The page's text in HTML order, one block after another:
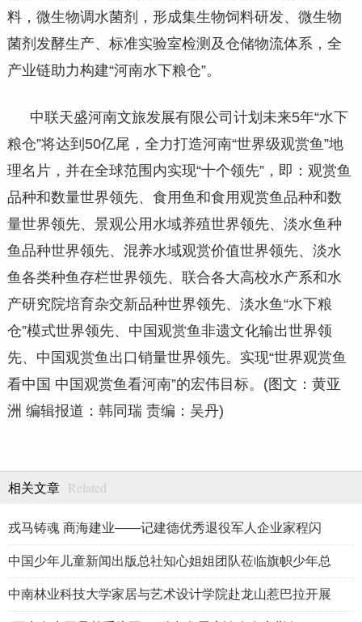
料，微生物调水菌剂，形成集生物饲料研发、微生物
菌剂发酵生产、标准实验室检测及仓储物流体系，全
产业链助力构建“河南水下粮仓”。
中联天盛河南文旅发展有限公司计划未来5年“水下
粮仓”将达到50亿尾，全力打造河南“世界级观赏鱼”地
理名片，并在全球范围内实现“十个领先”，即：观赏鱼
品种和数量世界领先、食用鱼和食用观赏鱼品种和数
量世界领先、景观公用水域养殖世界领先、淡水鱼种
鱼品种世界领先、混养水域观赏价值世界领先、淡水
鱼各类种鱼存栏世界领先、联合各大高校水产系和水
产研究院培育杂交新品种世界领先、淡水鱼“水下粮
仓”模式世界领先、中国观赏鱼非遗文化输出世界领
先、中国观赏鱼出口销量世界领先。实现“世界观赏鱼
看中国 中国观赏鱼看河南”的宏伟目标。(图文：黄亚
洲 编辑报道：韩同瑞 责编：吴丹)
相关文章 Related
戎马铸魂 商海建业——记建德优秀退役军人企业家程闪
中国少年儿童新闻出版总社知心姐姐团队莅临旗帜少年总
中南林业科技大学家居与艺术设计学院赴龙山惹巴拉开展